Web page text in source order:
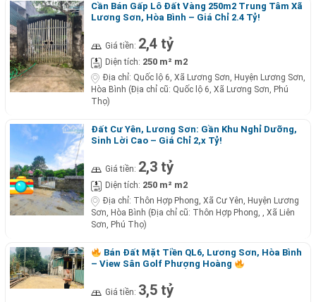
Cần Bán Gấp Lô Đất Vàng 250m2 Trung Tâm Xã
Lương Sơn, Hòa Bình – Giá Chỉ 2.4 Tỷ!
Giá tiền: 2,4 tỷ
Diện tích: 250 m² m2
Địa chỉ: Quốc lộ 6, Xã Lương Sơn, Huyện Lương Sơn,
Hòa Bình (Địa chỉ cũ: Quốc lộ 6, Xã Lương Sơn, Phú
Thọ)
Đất Cư Yên, Lương Sơn: Gần Khu Nghỉ Dưỡng,
Sinh Lời Cao – Giá Chỉ 2,x Tỷ!
Giá tiền: 2,3 tỷ
Diện tích: 250 m² m2
Địa chỉ: Thôn Hợp Phong, Xã Cư Yên, Huyện Lương
Sơn, Hòa Bình (Địa chỉ cũ: Thôn Hợp Phong, , Xã Liên
Sơn, Phú Thọ)
Bán Đất Mặt Tiền QL6, Lương Sơn, Hòa Bình
– View Sân Golf Phượng Hoàng
Giá tiền: 3,5 tỷ